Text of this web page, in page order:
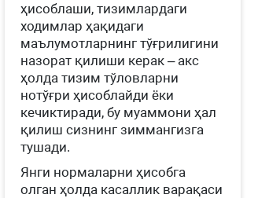
ҳисоблаши, тизимлардаги
ходимлар ҳақидаги
маълумотларнинг тўғрилигини
назорат қилиши керак – акс
ҳолда тизим тўловларни
нотўғри ҳисоблайди ёки
кечиктиради, бу муаммони ҳал
қилиш сизнинг зиммангизга
тушади.
Янги нормаларни ҳисобга
олган ҳолда касаллик варақаси